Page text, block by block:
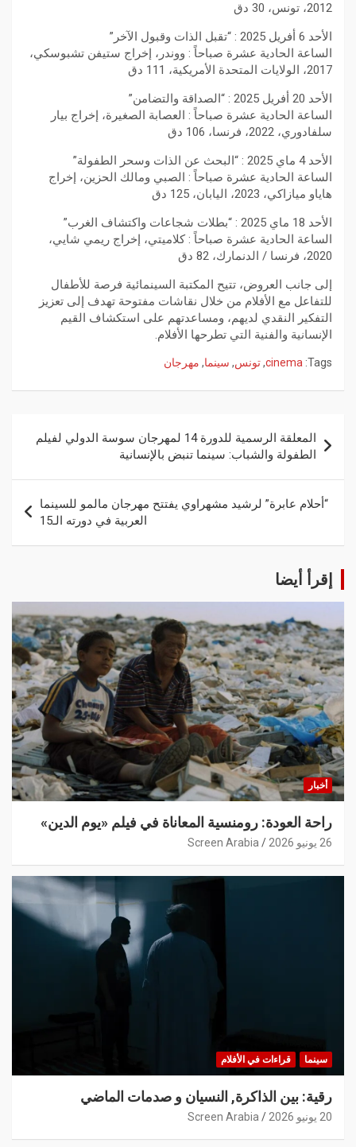
2012، تونس، 30 دق
الأحد 6 أفريل 2025 : “تقبل الذات وقبول الآخر”
الساعة الحادية عشرة صباحاً : ووندر، إخراج ستيفن تشبوسكي،
2017، الولايات المتحدة الأمريكية، 111 دق
الأحد 20 أفريل 2025 : “الصداقة والتضامن”
الساعة الحادية عشرة صباحاً : العصابة الصغيرة، إخراج بيار
سلفادوري، 2022، فرنسا، 106 دق
الأحد 4 ماي 2025 : “البحث عن الذات وسحر الطفولة”
الساعة الحادية عشرة صباحاً : الصبي ومالك الحزين، إخراج
هاياو ميازاكي، 2023، اليابان، 125 دق
الأحد 18 ماي 2025 : “بطلات شجاعات واكتشاف الغرب”
الساعة الحادية عشرة صباحاً : كلاميتي، إخراج ريمي شايي،
2020، فرنسا / الدنمارك، 82 دق
إلى جانب العروض، تتيح المكتبة السينمائية فرصة للأطفال
للتفاعل مع الأفلام من خلال نقاشات مفتوحة تهدف إلى تعزيز
التفكير النقدي لديهم، ومساعدتهم على استكشاف القيم
الإنسانية والفنية التي تطرحها الأفلام.
Tags:
cinema
,تونس, سينما, مهرجان
المعلقة الرسمية للدورة 14 لمهرجان سوسة الدولي لفيلم
الطفولة والشباب: سينما تنبض بالإنسانية
“أحلام عابرة” لرشيد مشهراوي يفتتح مهرجان مالمو للسينما
العربية في دورته الـ15
إقرأ أيضا
أخبار
راحة العودة: رومنسية المعاناة في فيلم «يوم الدين»
26 يونيو 2026 Screen Arabia
سينما قراءات في الأفلام
رقية: بين الذاكرة, النسيان و صدمات الماضي
20 يونيو 2026 Screen Arabia